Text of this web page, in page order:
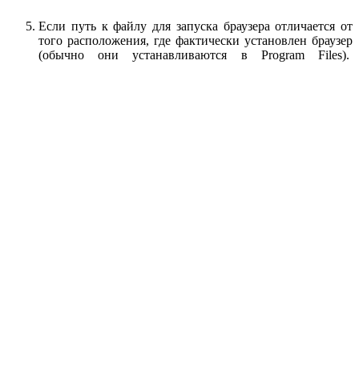
Если путь к файлу для запуска браузера отличается от
того расположения, где фактически установлен браузер
(обычно они устанавливаются в Program Files).